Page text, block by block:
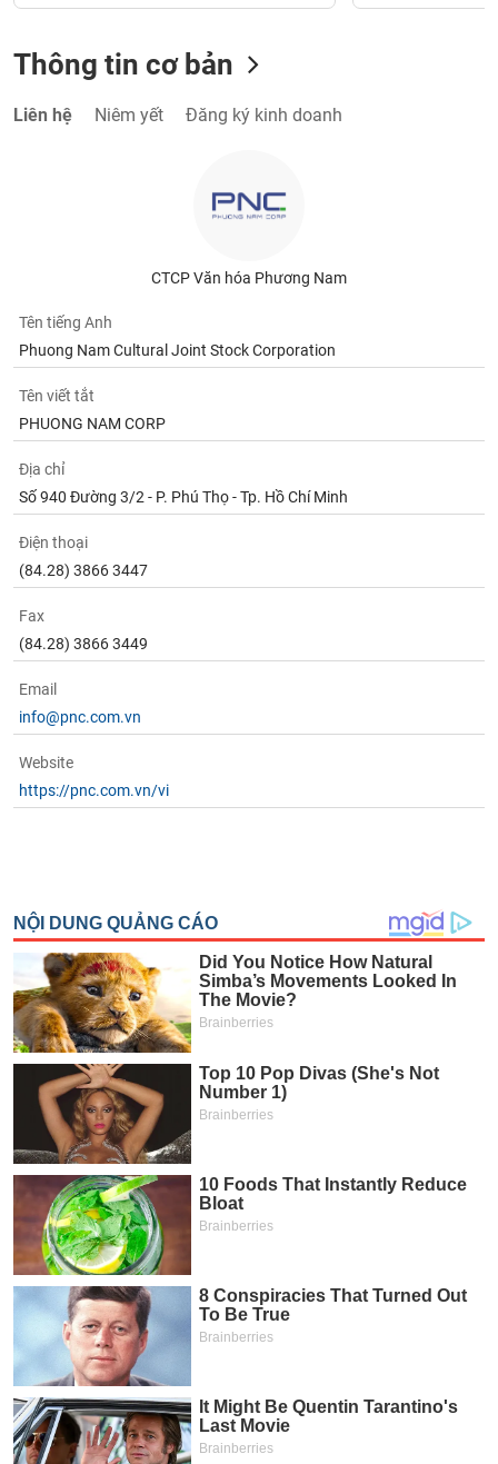
Thông tin cơ bản
Liên hệ Niêm yết Đăng ký kinh doanh
CTCP Văn hóa Phương Nam
Tên tiếng Anh
Phuong Nam Cultural Joint Stock Corporation
Tên viết tắt
PHUONG NAM CORP
Địa chỉ
Số 940 Đường 3/2 - P. Phú Thọ - Tp. Hồ Chí Minh
Điện thoại
(84.28) 3866 3447
Fax
(84.28) 3866 3449
Email
info@pnc.com.vn
Website
https://pnc.com.vn/vi